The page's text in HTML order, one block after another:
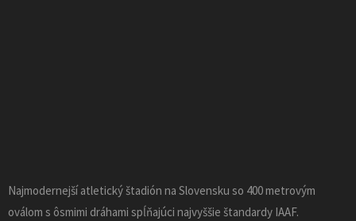
Najmodernejší atletický štadión na Slovensku so 400 metrovým
oválom s ôsmimi dráhami spĺňajúci najvyššie štandardy IAAF.